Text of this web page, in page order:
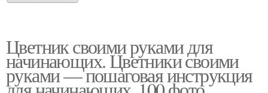
Цветник своими руками для
начинающих. Цветники своими
руками — пошаговая инструкция